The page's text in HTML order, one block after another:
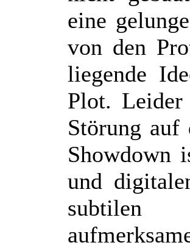
eine
von den
liegende
Plot.
Störung auf
Showdown
und
subtilen